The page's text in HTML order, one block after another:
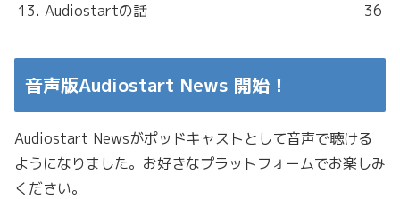
13. Audiostartの話 36
音声版Audiostart News 開始！
Audiostart Newsがポッドキャストとして音声で聴ける
ようになりました。お好きなプラットフォームでお楽しみ
ください。